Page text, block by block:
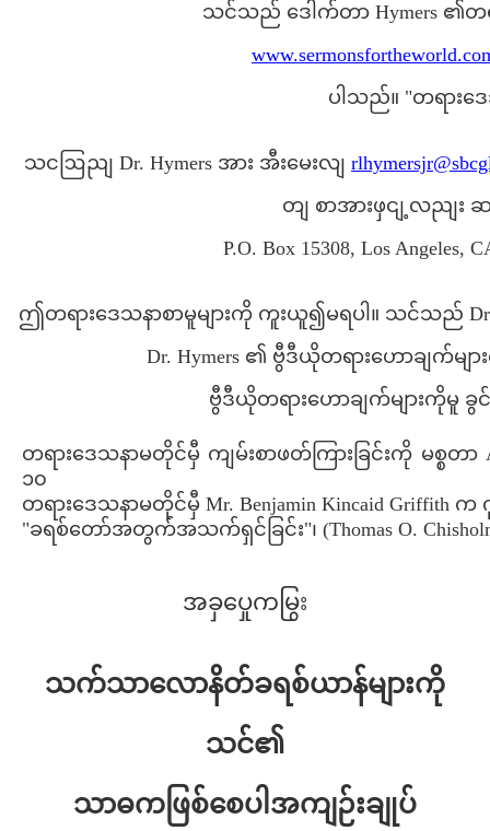
သင်သည် ဒေါက်တာ Hymers ၏
ပါသည်။ "တရားဒ
သငဩညျ Dr. Hymers အား အီးမေးလျ
တျ စာအားဖှငျ့လညျ
P.O. Box 15308, Los Angeles,
ဤတရားဒေသနာစာမူများကို ကူးယူ၍မရပါ။ သင်သည်
Dr. Hymers ၏ ဗွီဒီယိုတရားဟောချက်မ
ဗွီဒီယိုတရားဟောချက်များကိုမူ
တရားဒေသနာမတိုင်မှီ ကျမ်းစာဖတ်ကြားခြင်းကို မစ္စတ
၁၀
တရားဒေသနာမတိုင်မှီ Mr. Benjamin Kincaid Griffith
"ခရစ်တော်အတွက်အသက်ရှင်ခြင်း"၊ (Thomas O.
အခှပှေုကမြွး
သက်သာလောနိတ်ခရစ်ယာန်များကို
သင်၏
သာဓကဖြစ်စေပါအကျဉ်းချုပ်